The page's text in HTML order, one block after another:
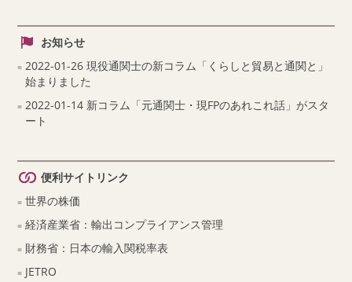
お知らせ
2022-01-26 現役通関士の新コラム「くらしと貿易と通関と」
始まりました
2022-01-14 新コラム「元通関士・現FPのあれこれ話」がスタ
ート
便利サイトリンク
世界の株価
経済産業省：輸出コンプライアンス管理
財務省：日本の輸入関税率表
JETRO